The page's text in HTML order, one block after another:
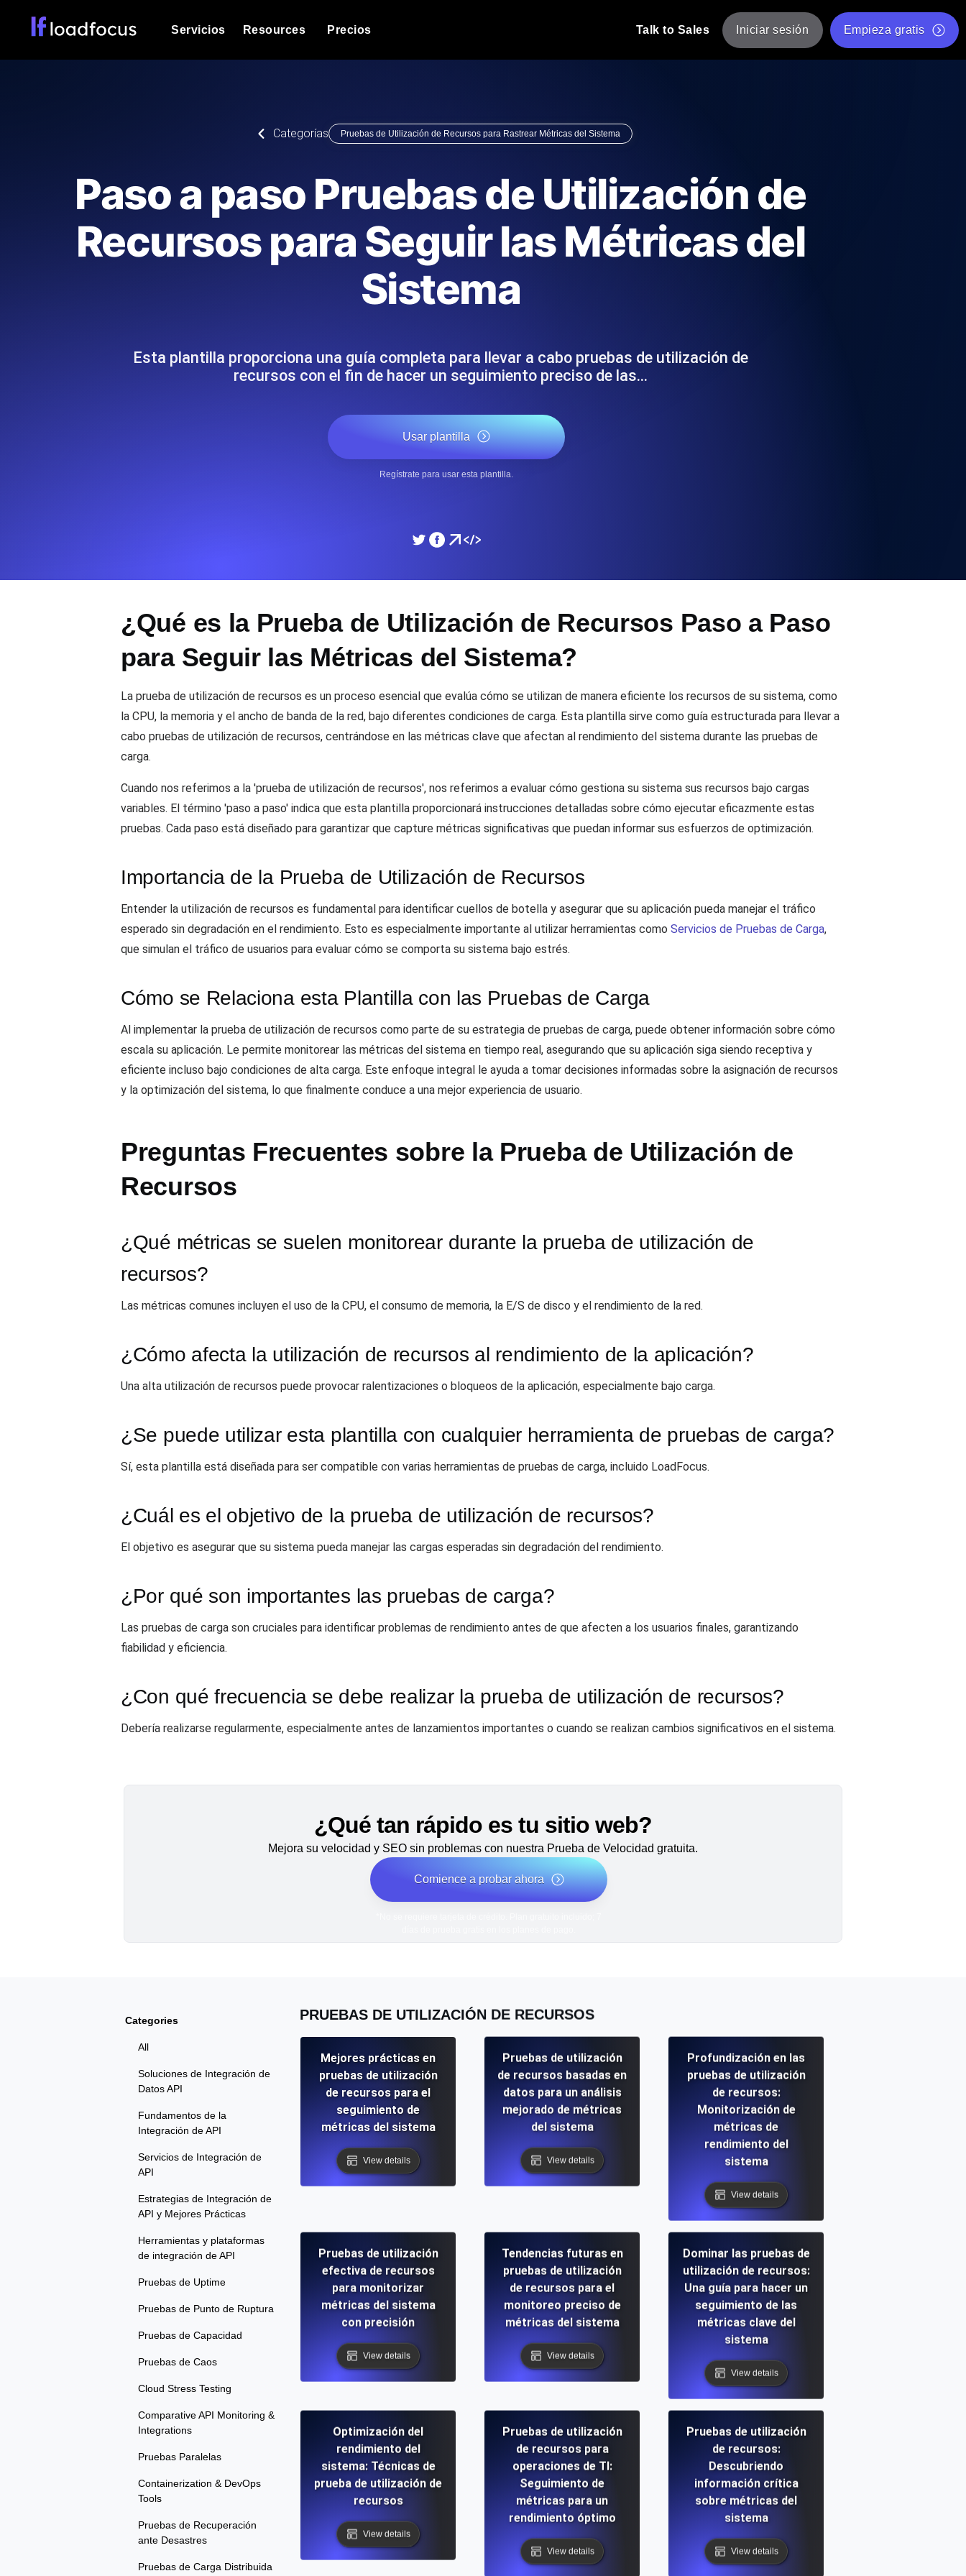
Servicios
ubicaciones cloud con análisis de IA.
tecnológico.
Load Testing Services
Load testing liderado por expertos: escribimos los scripts JMeter o k6,
los ejecutamos a escala y entregamos el informe.
Sondas always-on de uptime y rendimiento desde 25+ ubicaciones.
Detecta caídas antes que tus usuarios.
Uptime Monitoring para sitios web y APIs. Gratis para empezar.
Checks automáticos de certificados SSL y alertas de caducidad.
Gratis para empezar.
Heartbeat monitoring para cron jobs y tareas programadas. Gratis
DNS Monitoring
Monitores como YAML, JS y MCP
Resources
Documentación
Explorar categorías de
glosario
Alternativas
Explorar categorías de
alternativas
Blog de producto
Leer más en el blog
Leer más en el blog
Validador de scripts JMeter gratuito
Comprobador de estado de API
Lista de herramientas web gratuitas
Precios Talk to Sales Iniciar sesión Empieza gratis
Categorías Pruebas de Utilización de Recursos para Rastrear Métricas del Sistema
Paso a paso Pruebas de Utilización de
Recursos para Seguir las Métricas del
Sistema
Esta plantilla proporciona una guía completa para llevar a cabo pruebas de utilización de
recursos con el fin de hacer un seguimiento preciso de las…
Usar plantilla
Regístrate para usar esta plantilla.
¿Qué es la Prueba de Utilización de Recursos Paso a Paso
para Seguir las Métricas del Sistema?
La prueba de utilización de recursos es un proceso esencial que evalúa cómo se utilizan de manera eficiente los recursos de su sistema, como
la CPU, la memoria y el ancho de banda de la red, bajo diferentes condiciones de carga. Esta plantilla sirve como guía estructurada para llevar a
cabo pruebas de utilización de recursos, centrándose en las métricas clave que afectan al rendimiento del sistema durante las pruebas de
carga.
Cuando nos referimos a la 'prueba de utilización de recursos', nos referimos a evaluar cómo gestiona su sistema sus recursos bajo cargas
variables. El término 'paso a paso' indica que esta plantilla proporcionará instrucciones detalladas sobre cómo ejecutar eficazmente estas
pruebas. Cada paso está diseñado para garantizar que capture métricas significativas que puedan informar sus esfuerzos de optimización.
Importancia de la Prueba de Utilización de Recursos
Entender la utilización de recursos es fundamental para identificar cuellos de botella y asegurar que su aplicación pueda manejar el tráfico
esperado sin degradación en el rendimiento. Esto es especialmente importante al utilizar herramientas como Servicios de Pruebas de Carga,
que simulan el tráfico de usuarios para evaluar cómo se comporta su sistema bajo estrés.
Cómo se Relaciona esta Plantilla con las Pruebas de Carga
Al implementar la prueba de utilización de recursos como parte de su estrategia de pruebas de carga, puede obtener información sobre cómo
escala su aplicación. Le permite monitorear las métricas del sistema en tiempo real, asegurando que su aplicación siga siendo receptiva y
eficiente incluso bajo condiciones de alta carga. Este enfoque integral le ayuda a tomar decisiones informadas sobre la asignación de recursos
y la optimización del sistema, lo que finalmente conduce a una mejor experiencia de usuario.
Preguntas Frecuentes sobre la Prueba de Utilización de
Recursos
¿Qué métricas se suelen monitorear durante la prueba de utilización de
recursos?
Las métricas comunes incluyen el uso de la CPU, el consumo de memoria, la E/S de disco y el rendimiento de la red.
¿Cómo afecta la utilización de recursos al rendimiento de la aplicación?
Una alta utilización de recursos puede provocar ralentizaciones o bloqueos de la aplicación, especialmente bajo carga.
¿Se puede utilizar esta plantilla con cualquier herramienta de pruebas de carga?
Sí, esta plantilla está diseñada para ser compatible con varias herramientas de pruebas de carga, incluido LoadFocus.
¿Cuál es el objetivo de la prueba de utilización de recursos?
El objetivo es asegurar que su sistema pueda manejar las cargas esperadas sin degradación del rendimiento.
¿Por qué son importantes las pruebas de carga?
Las pruebas de carga son cruciales para identificar problemas de rendimiento antes de que afecten a los usuarios finales, garantizando
fiabilidad y eficiencia.
¿Con qué frecuencia se debe realizar la prueba de utilización de recursos?
Debería realizarse regularmente, especialmente antes de lanzamientos importantes o cuando se realizan cambios significativos en el sistema.
¿Qué tan rápido es tu sitio web?
Mejora su velocidad y SEO sin problemas con nuestra Prueba de Velocidad gratuita.
Comience a probar ahora
Categories
All
Soluciones de Integración de
Datos API
Fundamentos de la
Integración de API
Servicios de Integración de
API
Estrategias de Integración de
API y Mejores Prácticas
Herramientas y plataformas
de integración de API
Pruebas de Uptime
Pruebas de Punto de Ruptura
Pruebas de Capacidad
Pruebas de Caos
Cloud Stress Testing
Comparative API Monitoring &
Integrations
Pruebas Paralelas
Containerization & DevOps
Tools
Pruebas de Recuperación
ante Desastres
Pruebas de Carga Distribuida
PRUEBAS DE UTILIZACIÓN DE RECURSOS
Mejores prácticas en
pruebas de utilización
de recursos para el
seguimiento de
métricas del sistema
View details
Pruebas de utilización
de recursos basadas en
datos para un análisis
mejorado de métricas
del sistema
View details
Profundización en las
pruebas de utilización
de recursos:
Monitorización de
métricas de
rendimiento del
sistema
View details
Pruebas de utilización
efectiva de recursos
para monitorizar
métricas del sistema
con precisión
View details
Tendencias futuras en
pruebas de utilización
de recursos para el
monitoreo preciso de
métricas del sistema
View details
Dominar las pruebas de
utilización de recursos:
Una guía para hacer un
seguimiento de las
métricas clave del
sistema
View details
Optimización del
rendimiento del
sistema: Técnicas de
prueba de utilización de
recursos
View details
Pruebas de utilización
de recursos para
operaciones de TI:
Seguimiento de
métricas para un
rendimiento óptimo
View details
Pruebas de utilización
de recursos:
Descubriendo
información crítica
sobre métricas del
sistema
View details